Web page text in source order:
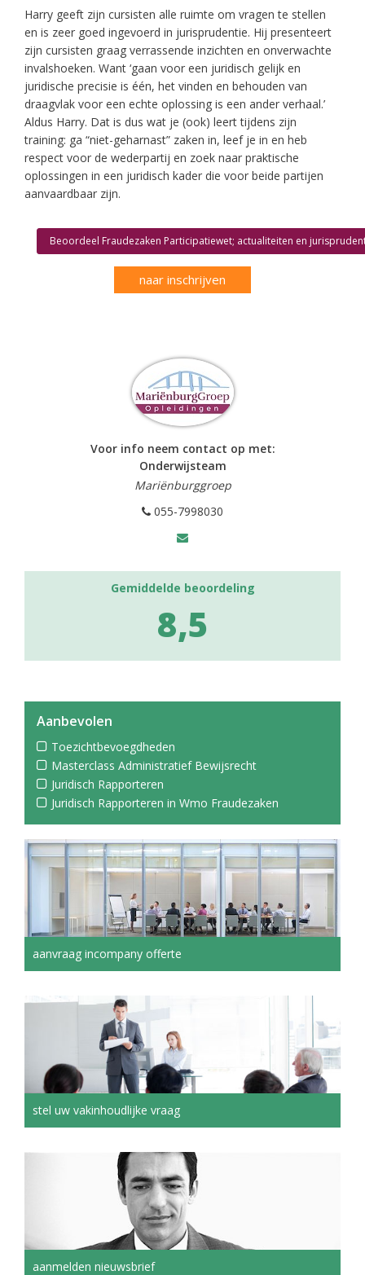
Harry geeft zijn cursisten alle ruimte om vragen te stellen
en is zeer goed ingevoerd in jurisprudentie. Hij presenteert
zijn cursisten graag verrassende inzichten en onverwachte
invalshoeken. Want ‘gaan voor een juridisch gelijk en
juridische precisie is één, het vinden en behouden van
draagvlak voor een echte oplossing is een ander verhaal.’
Aldus Harry. Dat is dus wat je (ook) leert tijdens zijn
training: ga “niet-geharnast” zaken in, leef je in en heb
respect voor de wederpartij en zoek naar praktische
oplossingen in een juridisch kader die voor beide partijen
aanvaardbaar zijn.
Beoordeel Fraudezaken Participatiewet; actualiteiten en
naar inschrijven
Voor info neem contact op met:
Onderwijsteam
Mariënburggroep
055-7998030
Gemiddelde beoordeling
8,5
Aanbevolen
Toezichtbevoegdheden
Masterclass Administratief Bewijsrecht
Juridisch Rapporteren
Juridisch Rapporteren in Wmo Fraudezaken
aanvraag incompany offerte
stel uw vakinhoudlijke vraag
aanmelden nieuwsbrief